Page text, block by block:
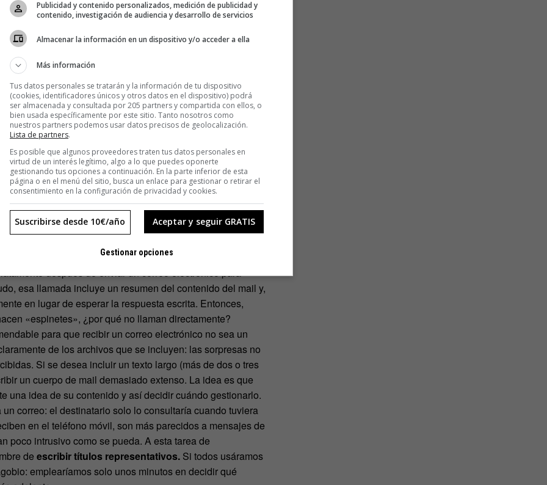
leer tres veces, o tras cuya lectura no has sabido muy
Eso es porque muchas personas no dejan claro el
cuanto antes si se trata de una comunicación
una petición o una orden…Algo así como las cinco «W»
deba tener una estructura o ser claro. Si se convierte en
de puntos suspensivos es un buen indicador de que
herramienta deja de ser efectiva.
después de enviar un correo electrónico para
esa llamada incluye un resumen del contenido del mail y,
en lugar de esperar la respuesta escrita. Entonces,
«espinetes», ¿por qué no llaman directamente?
para que recibir un correo electrónico no sea un
de los archivos que se incluyen: las sorpresas no
Si se desea incluir un texto largo (más de dos o tres
un cuerpo de mail demasiado extenso. La idea es que
una idea de su contenido y así decidir cuándo gestionarlo.
correo: el destinatario solo lo consultaría cuando tuviera
en el teléfono móvil, son más parecidos a mensajes de
poco intrusivo como se pueda. A esta tarea de
de escribir títulos representativos. Si todos usáramos
emplearíamos solo unos minutos en decidir qué
Publicidad y contenido personalizados, medición de publicidad y
contenido, investigación de audiencia y desarrollo de servicios
Almacenar la información en un dispositivo y/o acceder a ella
Más información
Tus datos personales se tratarán y la información de tu dispositivo
(cookies, identificadores únicos y otros datos en el dispositivo) podrá
ser almacenada y consultada por 205 partners y compartida con ellos, o
bien usada específicamente por este sitio. Tanto nosotros como
nuestros partners podemos usar datos precisos de geolocalización.
Lista de partners.
Es posible que algunos proveedores traten tus datos personales en
virtud de un interés legítimo, algo a lo que puedes oponerte
gestionando tus opciones a continuación. En la parte inferior de esta
página o en el menú del sitio, busca un enlace para gestionar o retirar el
consentimiento en la configuración de privacidad y cookies.
Aceptar y seguir GRATIS
Suscribirse desde 10€/año
Gestionar opciones